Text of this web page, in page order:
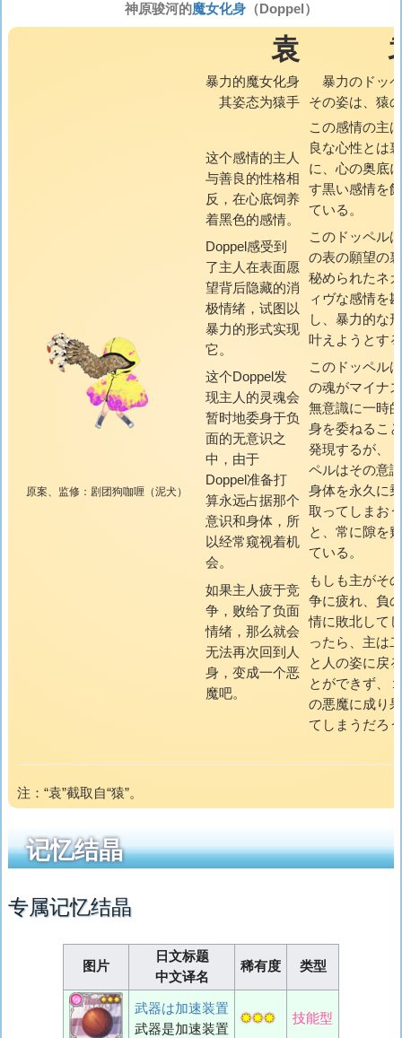
神原骏河的魔女化身（Doppel）
原案、监修：剧团狗咖喱（泥犬）
袁
暴力的魔女化身
其姿态为猿手
暴力のドッ
その姿は、猿
这个感情的主人
与善良的性格相
反，在心底饲养
着黑色的感情。
Doppel感受到
了主人在表面愿
望背后隐藏的消
极情绪，试图以
暴力的形式实现
它。
这个Doppel发
现主人的灵魂会
暂时地委身于负
面的无意识之
中，由于
Doppel准备打
算永远占据那个
意识和身体，所
以经常窥视着机
会。
如果主人疲于竞
争，败给了负面
情绪，那么就会
无法再次回到人
身，变成一个恶
魔吧。
この感情の主
良な心性とは
に、心の奥底
す黒い感情を
ている。
このドッペル
の表の願望の
秘められたネ
ィヴな感情を
し、暴力的な
叶えようとす
このドッペル
の魂がマイナ
無意識に一時
身を委ねるこ
発現するが、
ペルはその意
身体を永久に
取ってしまおう
と、常に隙を
ている。
もしも主がそ
争に疲れ、負
情に敗北して
ったら、主は
と人の姿に戻
とができず、
の悪魔に成り
てしまうだろ
注： “袁”截取自“猿”。
记忆结晶
专属记忆结晶
图片
日文标题
中文译名
稀有度 类型
武器は加速装置
武器是加速装置
✸✸✸ 技能型